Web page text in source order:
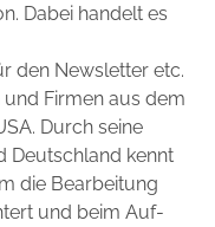
Dabei handelt es
den Newsletter etc.
Firmen aus dem
Durch seine
Deutschland kennt
die Bearbeitung
und beim Auf-